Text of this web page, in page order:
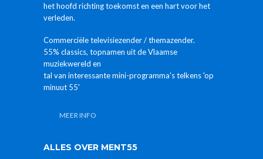
het hoofd richting toekomst en een hart voor het
verleden.
Commerciële televisiezender / themazender.
55% classics, topnamen uit de Vlaamse
muziekwereld en
tal van interessante mini-programma's telkens 'op
minuut 55'
MEER INFO
ALLES OVER MENT55